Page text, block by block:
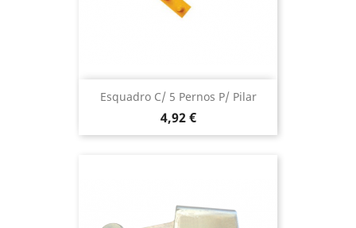
Esquadro C/ 5 Pernos P/ Pilar
Preço
4,92 €